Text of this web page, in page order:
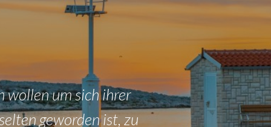
wollen um sich ihrer
geworden ist, zu